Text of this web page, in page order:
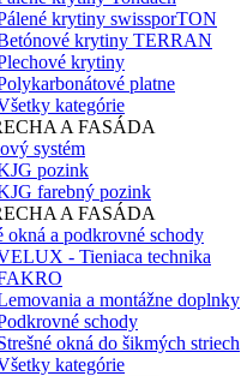
krytiny swissporTON
krytiny TERRAN
krytiny
platne
kategórie
systém
pozink
farebný pozink
okná a podkrovné schody
- Tieniaca technika
a montážne doplnky
schody
okná do šikmých striech
kategórie